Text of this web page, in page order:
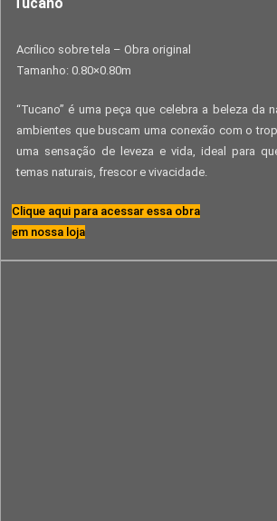
Acrílico sobre tela – Obra original
Tamanho: 0.80×0.80m
“Tucano” é uma peça que celebra a beleza da
ambientes que buscam uma conexão com o
uma sensação de leveza e vida, ideal para
temas naturais, frescor e vivacidade.
Clique aqui para acessar essa obra
em nossa loja